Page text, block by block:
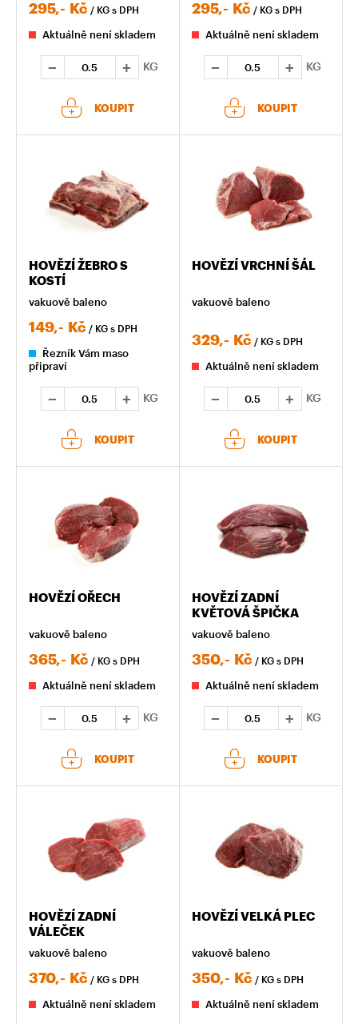
295,- Kč / KG s DPH
Aktuálně není skladem
KG
KOUPIT
295,- Kč / KG s DPH
Aktuálně není skladem
KG
KOUPIT
HOVĚZÍ ŽEBRO S
KOSTÍ
vakuově baleno
149,- Kč / KG s DPH
Řezník Vám maso
připraví
KG
KOUPIT
HOVĚZÍ VRCHNÍ ŠÁL
vakuově baleno
329,- Kč / KG s DPH
Aktuálně není skladem
KG
KOUPIT
HOVĚZÍ OŘECH
vakuově baleno
365,- Kč / KG s DPH
Aktuálně není skladem
KG
KOUPIT
HOVĚZÍ ZADNÍ
KVĚTOVÁ ŠPIČKA
vakuově baleno
350,- Kč / KG s DPH
Aktuálně není skladem
KG
KOUPIT
HOVĚZÍ ZADNÍ
VÁLEČEK
vakuově baleno
370,- Kč / KG s DPH
Aktuálně není skladem
HOVĚZÍ VELKÁ PLEC
vakuově baleno
350,- Kč / KG s DPH
Aktuálně není skladem